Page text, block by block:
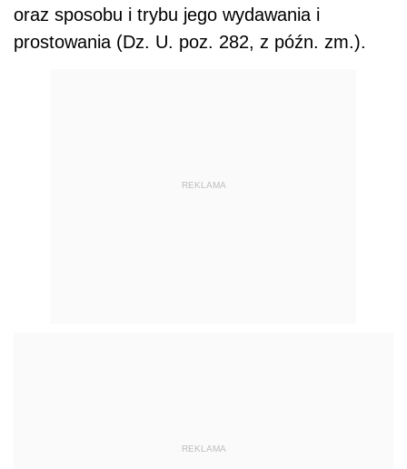
oraz sposobu i trybu jego wydawania i
prostowania (Dz. U. poz. 282, z późn. zm.).
REKLAMA
REKLAMA